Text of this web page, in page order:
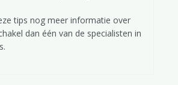
tips nog meer informatie over
dan één van de specialisten in